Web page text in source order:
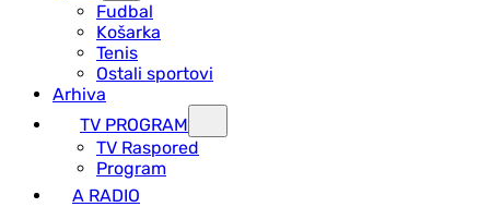
Fudbal
Košarka
Tenis
Ostali sportovi
Arhiva
TV PROGRAM
ТV Raspored
Program
A RADIO